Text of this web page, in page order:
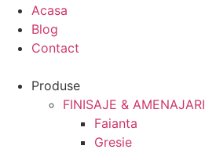
Acasa
Blog
Contact
Produse
FINISAJE & AMENAJARI
Faianta
Gresie